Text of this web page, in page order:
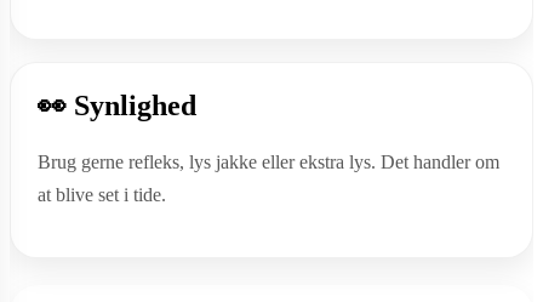
👀 Synlighed
Brug gerne refleks, lys jakke eller ekstra lys. Det handler om
at blive set i tide.